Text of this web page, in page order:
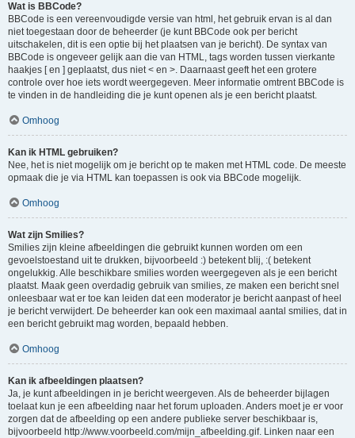
Wat is BBCode?
BBCode is een vereenvoudigde versie van html, het gebruik ervan is al dan
niet toegestaan door de beheerder (je kunt BBCode ook per bericht
uitschakelen, dit is een optie bij het plaatsen van je bericht). De syntax van
BBCode is ongeveer gelijk aan die van HTML, tags worden tussen vierkante
haakjes [ en ] geplaatst, dus niet < en >. Daarnaast geeft het een grotere
controle over hoe iets wordt weergegeven. Meer informatie omtrent BBCode is
te vinden in de handleiding die je kunt openen als je een bericht plaatst.
Omhoog
Kan ik HTML gebruiken?
Nee, het is niet mogelijk om je bericht op te maken met HTML code. De meeste
opmaak die je via HTML kan toepassen is ook via BBCode mogelijk.
Omhoog
Wat zijn Smilies?
Smilies zijn kleine afbeeldingen die gebruikt kunnen worden om een
gevoelstoestand uit te drukken, bijvoorbeeld :) betekent blij, :( betekent
ongelukkig. Alle beschikbare smilies worden weergegeven als je een bericht
plaatst. Maak geen overdadig gebruik van smilies, ze maken een bericht snel
onleesbaar wat er toe kan leiden dat een moderator je bericht aanpast of heel
je bericht verwijdert. De beheerder kan ook een maximaal aantal smilies, dat in
een bericht gebruikt mag worden, bepaald hebben.
Omhoog
Kan ik afbeeldingen plaatsen?
Ja, je kunt afbeeldingen in je bericht weergeven. Als de beheerder bijlagen
toelaat kun je een afbeelding naar het forum uploaden. Anders moet je er voor
zorgen dat de afbeelding op een andere publieke server beschikbaar is,
bijvoorbeeld http://www.voorbeeld.com/mijn_afbeelding.gif. Linken naar een